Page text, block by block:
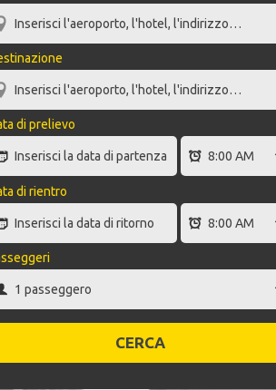
di prelievo
di rientro
CERCA